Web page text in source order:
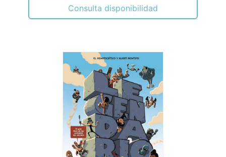
Consulta disponibilidad